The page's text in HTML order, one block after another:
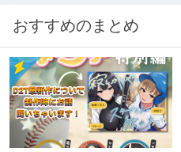
おすすめのまとめ